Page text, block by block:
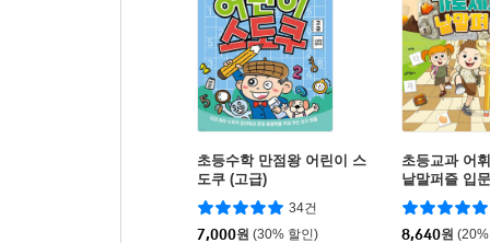
초등수학 만점왕 어린이 스
도쿠 (고급)
34건
7,000원 (30% 할인)
초등교과 어
낱말퍼즐 입문
8,640원